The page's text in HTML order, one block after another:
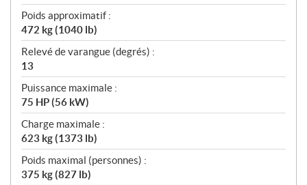
Poids approximatif :
472 kg (1040 lb)
Relevé de varangue (degrés) :
13
Puissance maximale :
75 HP (56 kW)
Charge maximale :
623 kg (1373 lb)
Poids maximal (personnes) :
375 kg (827 lb)